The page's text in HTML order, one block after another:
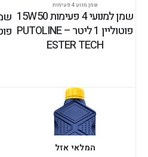
שמן מנוע 4 פעימות
שמן למנועי 4 פעימות 15W50
פוטוליין 1 ליטר – PUTOLINE
ESTER TECH
המלאי אזל